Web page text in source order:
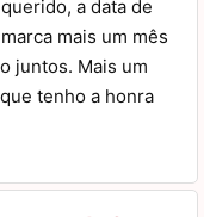
a data de
mais um mês
juntos. Mais um
tenho a honra